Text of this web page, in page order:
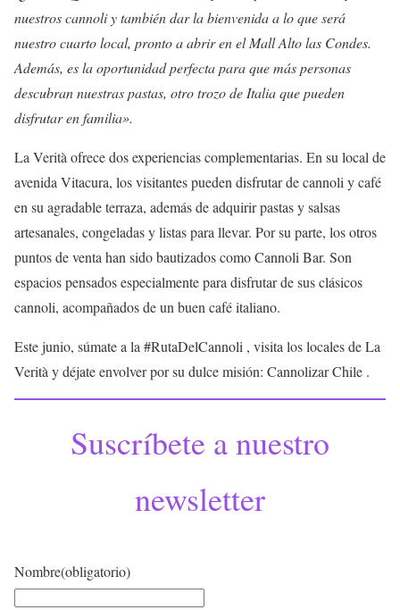
nuestros cannoli y también dar la bienvenida a lo que será
nuestro cuarto local, pronto a abrir en el Mall Alto las Condes.
Además, es la oportunidad perfecta para que más personas
descubran nuestras pastas, otro trozo de Italia que pueden
disfrutar en familia».
La Verità ofrece dos experiencias complementarias. En su local de
avenida Vitacura, los visitantes pueden disfrutar de cannoli y café
en su agradable terraza, además de adquirir pastas y salsas
artesanales, congeladas y listas para llevar. Por su parte, los otros
puntos de venta han sido bautizados como Cannoli Bar. Son
espacios pensados especialmente para disfrutar de sus clásicos
cannoli, acompañados de un buen café italiano.
Este junio, súmate a la #RutaDelCannoli , visita los locales de La
Verità y déjate envolver por su dulce misión: Cannolizar Chile .
Suscríbete a nuestro
newsletter
Nombre(obligatorio)